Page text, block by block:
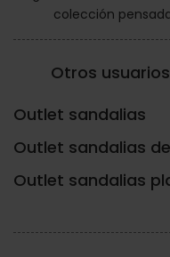
colección
Otros
Outlet sandalias
Outlet sandalias
Outlet sandalias